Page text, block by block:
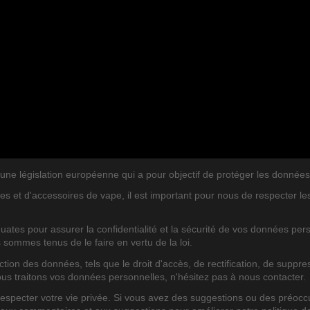
BLOG POSTS RECENTS
législation européenne qui a pour objectif de protéger les
et d'accessoires de vape, il est important pour nous de respecter
pour assurer la confidentialité et la sécurité de vos données
tenus de le faire en vertu de la loi.
des données, tels que le droit d'accès, de rectification, de
traitons vos données personnelles, n'hésitez pas à nous contacter.
votre vie privée. Si vous avez des suggestions ou des